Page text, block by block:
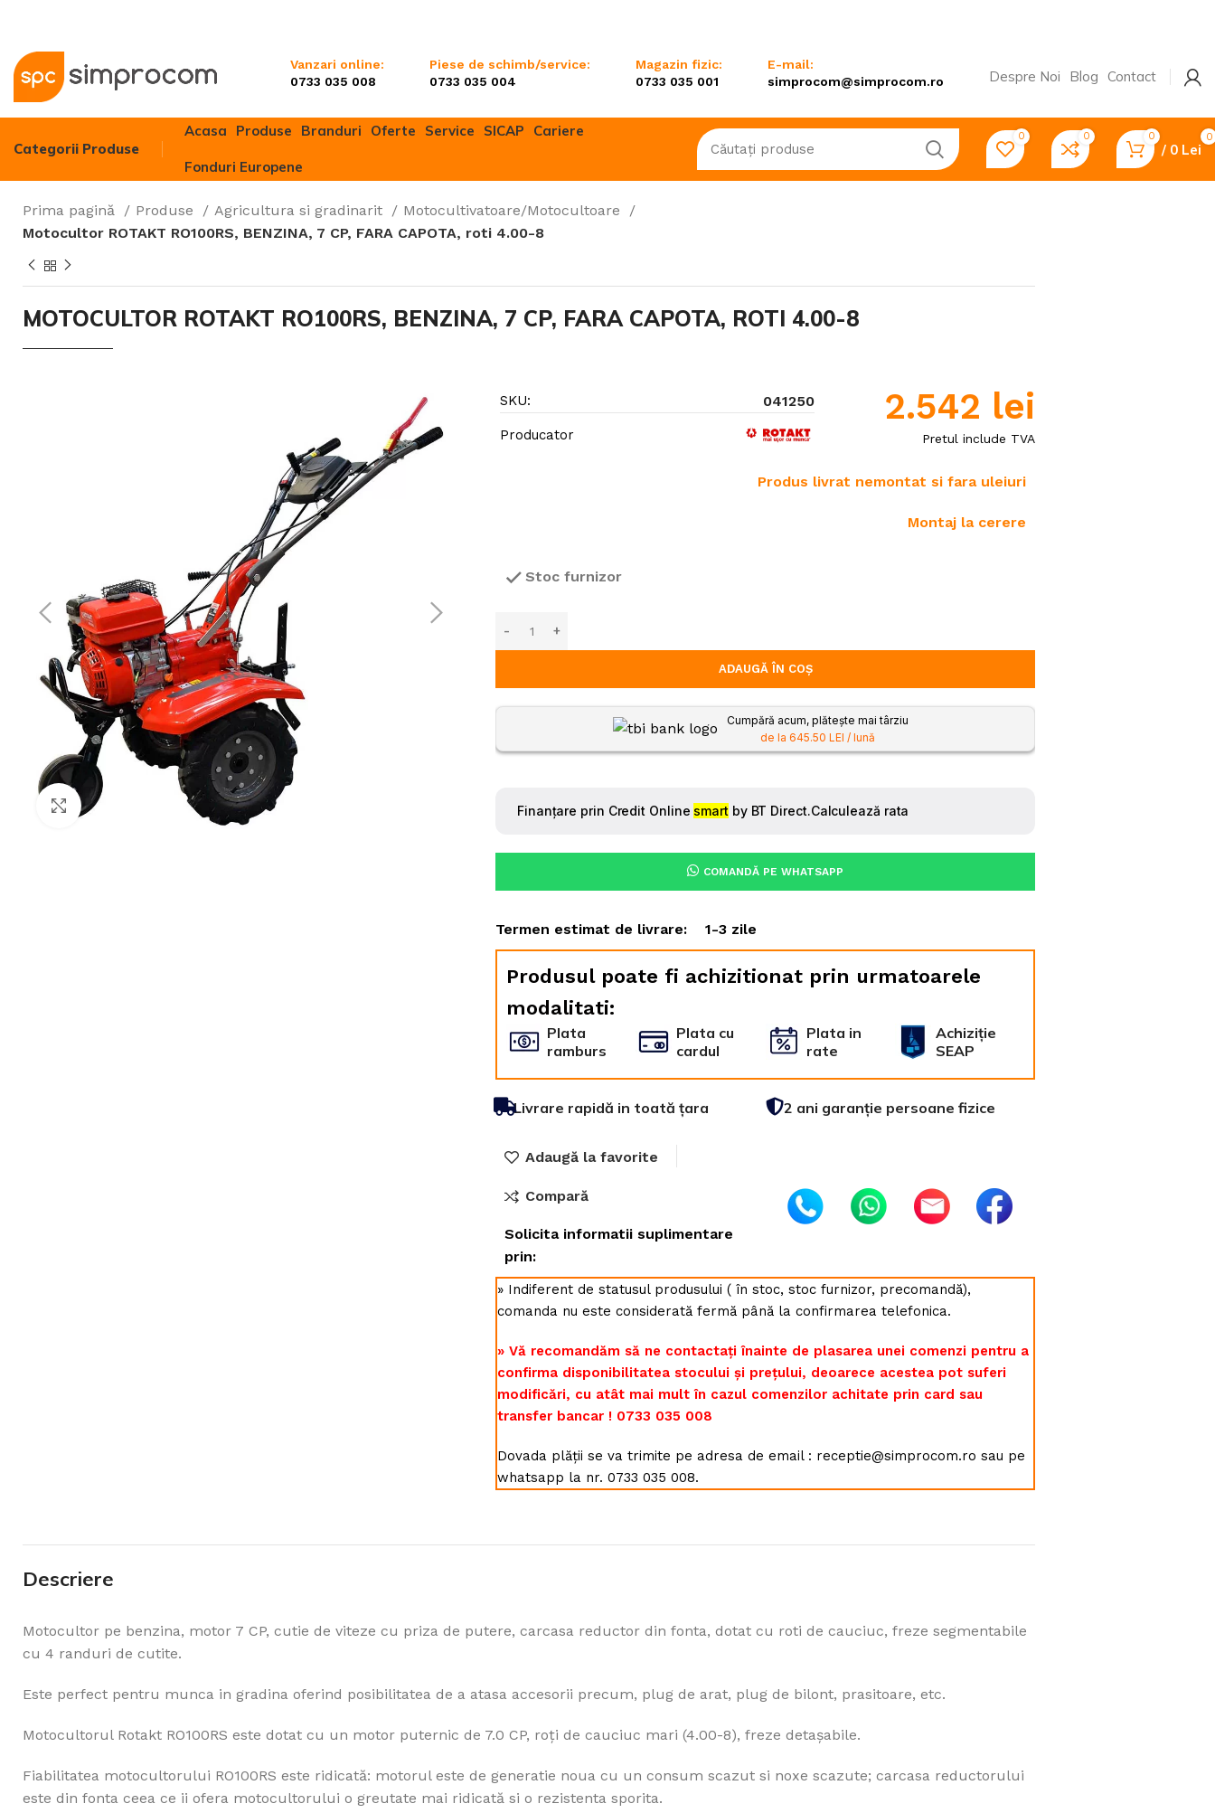
Vanzari online:
0733 035 008
Piese de schimb/service:
0733 035 004
Magazin fizic:
0733 035 001
E-mail:
simprocom@simprocom.ro
Despre Noi Blog Contact
Categorii Produse
Motocultivatoare/Motocultoare
Motosape
Utilaje de gard viu și arbuști
Atomizoare și pulverizatoare
Motoburghie/Foreze
Prese de ulei
Mașini de tuns gazon
Scarificatoare
Masini de tocat vegetatie
Turbine de zapadă
Tractoare
Mașini de săpat șanțuri
Acasa Produse Branduri Oferte Service SICAP Cariere
Fonduri Europene
0 0 0 0
/ 0 Lei
Prima pagină Produse Agricultura si gradinarit
Motocultivatoare/Motocultoare
Motocultor ROTAKT RO100RS, BENZINA, 7 CP, FARA CAPOTA, roti 4.00-8
MOTOCULTOR ROTAKT RO100RS, BENZINA, 7 CP, FARA CAPOTA, ROTI 4.00-8
Click to enlarge
SKU: 041250
Producator
2.542 lei
Pretul include TVA
Produs livrat nemontat si fara uleiuri
Montaj la cerere
Stoc furnizor
ADAUGĂ ÎN COȘ
Cumpără acum, plătește mai târziu
de la 645.50 LEI / lună
COMANDĂ PE WHATSAPP
Termen estimat de livrare: 1-3 zile
Produsul poate fi achizitionat prin urmatoarele
modalitati:
Plata
ramburs
Plata cu
cardul
Plata in
rate
Achiziție
SEAP
Livrare rapidă in toată țara 2 ani garanție persoane fizice
Adaugă la favorite
Compară
Solicita informatii suplimentare
prin:
» Indiferent de statusul produsului ( în stoc, stoc furnizor, precomandă),
comanda nu este considerată fermă până la confirmarea telefonica.
» Vă recomandăm să ne contactați înainte de plasarea unei comenzi pentru a
confirma disponibilitatea stocului și prețului, deoarece acestea pot suferi
modificări, cu atât mai mult în cazul comenzilor achitate prin card sau
transfer bancar ! 0733 035 008
Dovada plății se va trimite pe adresa de email : receptie@simprocom.ro sau pe
whatsapp la nr. 0733 035 008.
Descriere
Motocultor pe benzina, motor 7 CP, cutie de viteze cu priza de putere, carcasa reductor din fonta, dotat cu roti de cauciuc, freze segmentabile
cu 4 randuri de cutite.
Este perfect pentru munca in gradina oferind posibilitatea de a atasa accesorii precum, plug de arat, plug de bilont, prasitoare, etc.
Motocultorul Rotakt RO100RS este dotat cu un motor puternic de 7.0 CP, roţi de cauciuc mari (4.00-8), freze detaşabile.
Fiabilitatea motocultorului RO100RS este ridicată: motorul este de generatie noua cu un consum scazut si noxe scazute; carcasa reductorului
este din fonta ceea ce ii ofera motocultorului o greutate mai ridicată si o rezistenta sporita.